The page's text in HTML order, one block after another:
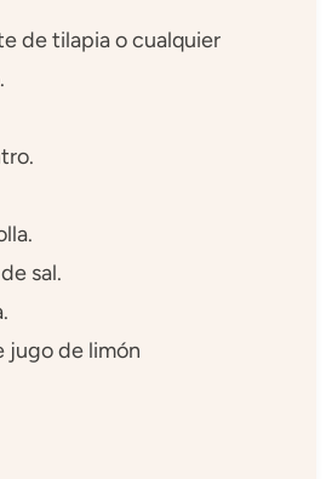
de tilapia o cualquier
sal.
jugo de limón